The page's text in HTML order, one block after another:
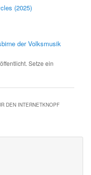
(2025)
der Volksmusik
Setze ein
DEN INTERNETKNOPF